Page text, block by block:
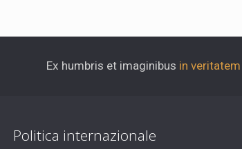
Ex humbris et imaginibus in veritatem
Politica internazionale